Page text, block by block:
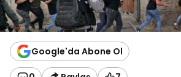
Google'da Abone Ol